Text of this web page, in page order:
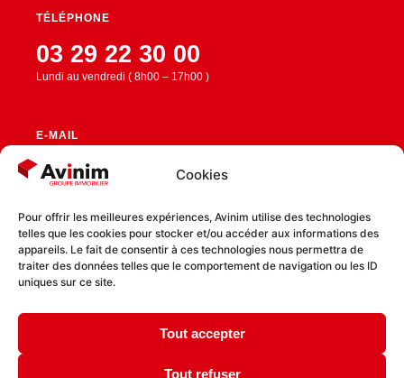
Cookies
Pour offrir les meilleures expériences, Avinim utilise des technologies
telles que les cookies pour stocker et/ou accéder aux informations des
appareils. Le fait de consentir à ces technologies nous permettra de
traiter des données telles que le comportement de navigation ou les ID
uniques sur ce site.
Tout accepter
Tout refuser
TÉLÉPHONE
03 29 22 30 00
Lundi au vendredi ( 8h00 – 17h00 )
E-MAIL
contact@avinim.fr
RESTEZ CONNECTÉ